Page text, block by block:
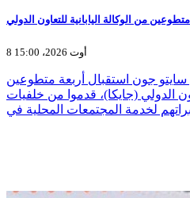
من الوكالة اليابانية للتعاون الدولي
8 أوت 2026، 15:00
سايتو جون استقبال أربعة متطوعين
الدولي (جايكا)، قدموا من خلفيات